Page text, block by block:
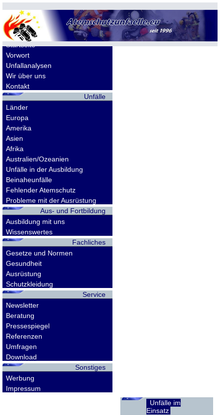
Allgemeines
Startseite
Vorwort
Unfallanalysen
Wir über uns
Kontakt
Unfälle
Länder
Europa
Amerika
Asien
Afrika
Australien/Ozeanien
Unfälle in der Ausbildung
Beinaheunfälle
Fehlender Atemschutz
Probleme mit der Ausrüstung
Aus- und Fortbildung
Ausbildung mit uns
Wissenswertes
Fachliches
Gesetze und Normen
Gesundheit
Ausrüstung
Schutzkleidung
Service
Newsletter
Beratung
Pressespiegel
Referenzen
Umfragen
Download
Sonstiges
Werbung
Impressum
Unfälle im
Einsatz